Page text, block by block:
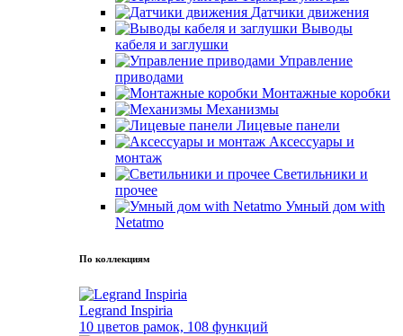
Датчики движения
Выводы
кабеля и заглушки
Управление
приводами
Монтажные коробки
Механизмы
Лицевые панели
Аксессуары и
монтаж
Светильники и
прочее
Умный дом with
Netatmo
По коллекциям
Legrand Inspiria
10 цветов рамок, 108 функций